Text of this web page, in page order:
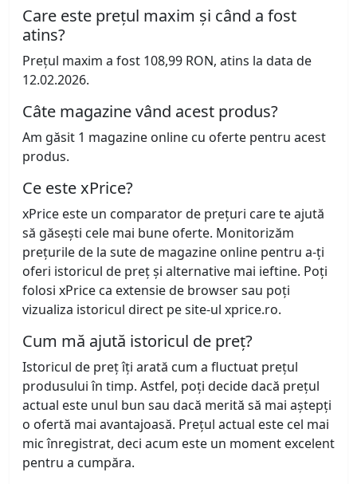
Care este prețul maxim și când a fost
atins?
Prețul maxim a fost 108,99 RON, atins la data de
12.02.2026.
Câte magazine vând acest produs?
Am găsit 1 magazine online cu oferte pentru acest
produs.
Ce este xPrice?
xPrice este un comparator de prețuri care te ajută
să găsești cele mai bune oferte. Monitorizăm
prețurile de la sute de magazine online pentru a-ți
oferi istoricul de preț și alternative mai ieftine. Poți
folosi xPrice ca extensie de browser sau poți
vizualiza istoricul direct pe site-ul xprice.ro.
Cum mă ajută istoricul de preț?
Istoricul de preț îți arată cum a fluctuat prețul
produsului în timp. Astfel, poți decide dacă prețul
actual este unul bun sau dacă merită să mai aștepți
o ofertă mai avantajoasă. Prețul actual este cel mai
mic înregistrat, deci acum este un moment excelent
pentru a cumpăra.